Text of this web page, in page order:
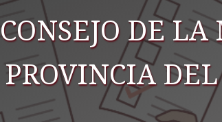
DE
PROVINCIA